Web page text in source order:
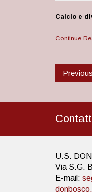
Calcio e
Continue
Previous
U.S.
Via S.G.
E-mail: